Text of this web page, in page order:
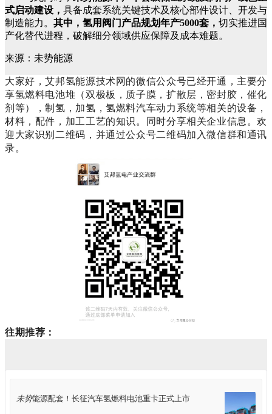
式启动建设， 具备成套系统关键技术及核心部件设计、开发与
制造能力。 其中，氢用阀门产品规划年产5000套， 切实推进国
产化替代进程，破解细分领域供应保障及成本难题。
来源：未势能源
大家好，艾邦氢能源技术网的微信公众号已经开通，主要分
享氢燃料电池堆（双极板，质子膜，扩散层，密封胶，催化
剂等），制氢，加氢，氢燃料汽车动力系统等相关的设备，
材料，配件，加工工艺的知识。同时分享相关企业信息。欢
迎大家识别二维码，并通过公众号二维码加入微信群和通讯
录。
往期推荐：
未势能源配套！长征汽车氢燃料电池重卡正式上市